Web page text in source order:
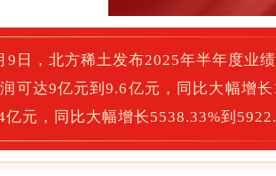
9日，北方稀土发布2025年半年度业
可达9亿元到9.6亿元，同比大幅增
亿元，同比大幅增长5538.33%到